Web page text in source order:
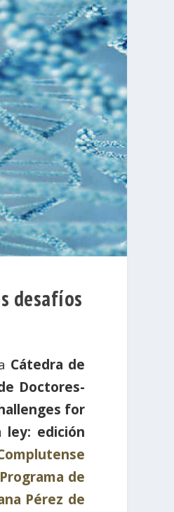
desafíos
Cátedra de
Doctores-
for
ley: edición
Programa de
Pérez de